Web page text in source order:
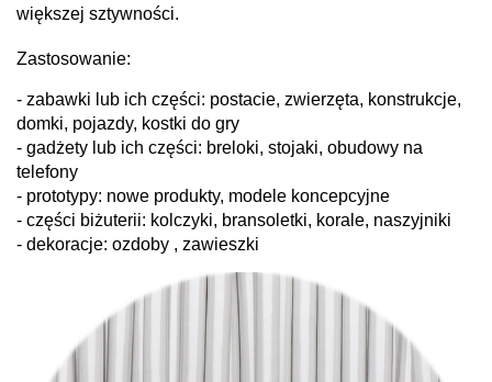
większej sztywności.
Zastosowanie:
- zabawki lub ich części: postacie, zwierzęta, konstrukcje,
domki, pojazdy, kostki do gry
- gadżety lub ich części: breloki, stojaki, obudowy na
telefony
- prototypy: nowe produkty, modele koncepcyjne
- części biżuterii: kolczyki, bransoletki, korale, naszyjniki
- dekoracje: ozdoby , zawieszki